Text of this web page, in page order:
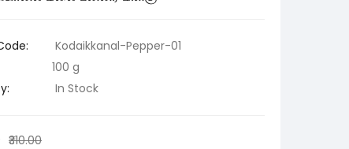
Kodaikkanal-Pepper-01
100 g
In Stock
₹310.00